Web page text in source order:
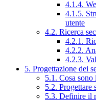
4.1.4.
4.1.5.
utente
4.2. Ricerca
4.2.1.
4.2.2.
4.2.3.
5. Progettazione dei
5.1. Cosa
5.2.
5.3. Definire il